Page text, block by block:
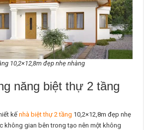
10,2×12,8m đẹp nhẹ nhàng
năng biệt thự 2 tầng
kếnhà biệt thự 2 tầng 10,2×12,8m đẹp nhẹ
không gian bên trong tạo nên một không